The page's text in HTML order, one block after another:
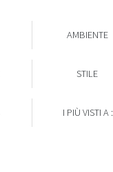
AMBIENTE
STILE
I PIÙ VISTI A :